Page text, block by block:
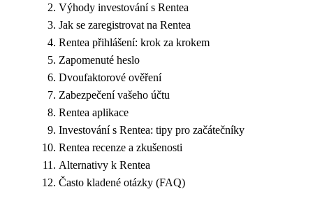
Výhody investování s Rentea
Jak se zaregistrovat na Rentea
Rentea přihlášení: krok za krokem
Zapomenuté heslo
Dvoufaktorové ověření
Zabezpečení vašeho účtu
Rentea aplikace
Investování s Rentea: tipy pro začátečníky
Rentea recenze a zkušenosti
Alternativy k Rentea
Často kladené otázky (FAQ)